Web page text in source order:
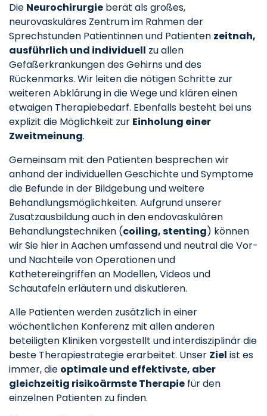
Die Neurochirurgie berät als großes,
neurovaskuläres Zentrum im Rahmen der
Sprechstunden Patientinnen und Patienten zeitnah,
ausführlich und individuell zu allen
Gefäßerkrankungen des Gehirns und des
Rückenmarks. Wir leiten die nötigen Schritte zur
weiteren Abklärung in die Wege und klären einen
etwaigen Therapiebedarf. Ebenfalls besteht bei uns
explizit die Möglichkeit zur Einholung einer
Zweitmeinung.
Gemeinsam mit den Patienten besprechen wir
anhand der individuellen Geschichte und Symptome
die Befunde in der Bildgebung und weitere
Behandlungsmöglichkeiten. Aufgrund unserer
Zusatzausbildung auch in den endovaskulären
Behandlungstechniken (coiling, stenting) können
wir Sie hier in Aachen umfassend und neutral die Vor-
und Nachteile von Operationen und
Kathetereingriffen an Modellen, Videos und
Schautafeln erläutern und diskutieren.
Alle Patienten werden zusätzlich in einer
wöchentlichen Konferenz mit allen anderen
beteiligten Kliniken vorgestellt und interdisziplinär die
beste Therapiestrategie erarbeitet. Unser Ziel ist es
immer, die optimale und effektivste, aber
gleichzeitig risikoärmste Therapie für den
einzelnen Patienten zu finden.